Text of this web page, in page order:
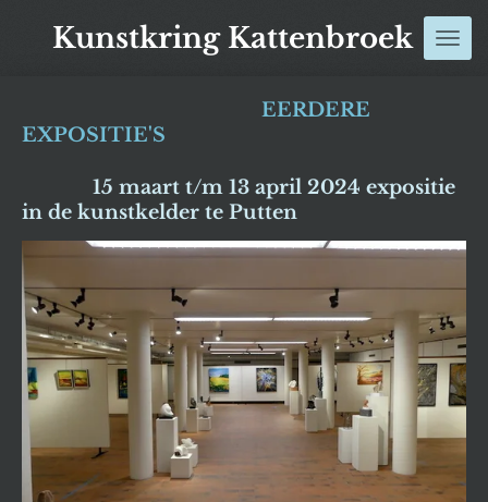
Kunstkring Kattenbroek
EERDERE
EXPOSITIE'S
15 maart t/m 13 april 2024 expositie
in de kunstkelder te Putten